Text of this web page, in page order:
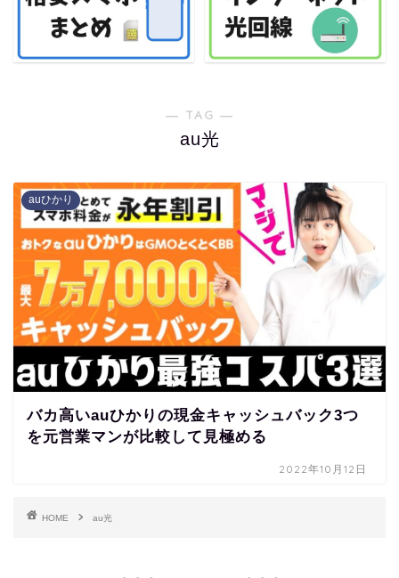
― TAG ―
au光
auひかり
バカ高いauひかりの現金キャッシュバック3つ
を元営業マンが比較して見極める
2022年10月12日
HOME au光